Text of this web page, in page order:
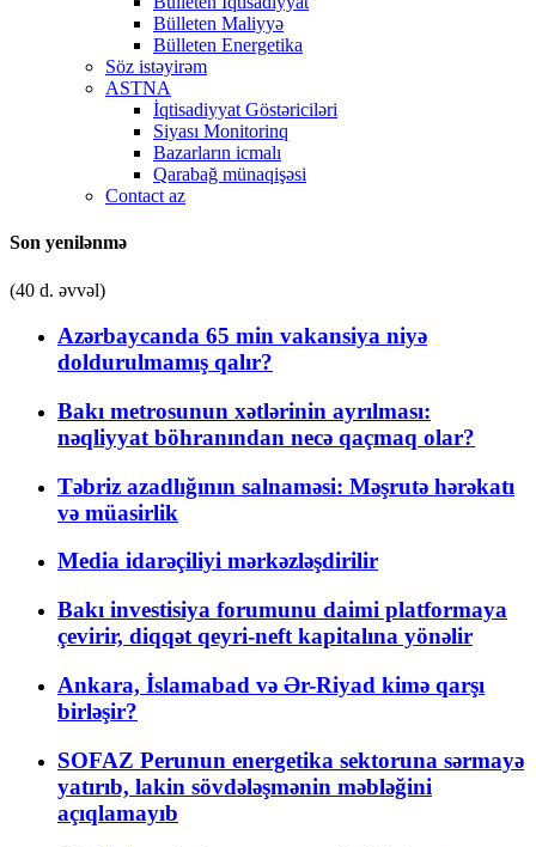
Bülleten Maliyyə
Bülleten Energetika
Söz istəyirəm
ASTNA
İqtisadiyyat Göstəriciləri
Siyası Monitorinq
Bazarların icmalı
Qarabağ münaqişəsi
Contact az
Son yenilənmə
(40 d. əvvəl)
Azərbaycanda 65 min vakansiya niyə
doldurulmamış qalır?
Bakı metrosunun xətlərinin ayrılması:
nəqliyyat böhranından necə qaçmaq olar?
Təbriz azadlığının salnaməsi: Məşrutə hərəkatı
və müasirlik
Media idarəçiliyi mərkəzləşdirilir
Bakı investisiya forumunu daimi platformaya
çevirir, diqqət qeyri-neft kapitalına yönəlir
Ankara, İslamabad və Ər-Riyad kimə qarşı
birləşir?
SOFAZ Perunun energetika sektoruna sərmayə
yatırıb, lakin sövdələşmənin məbləğini
açıqlamayıb